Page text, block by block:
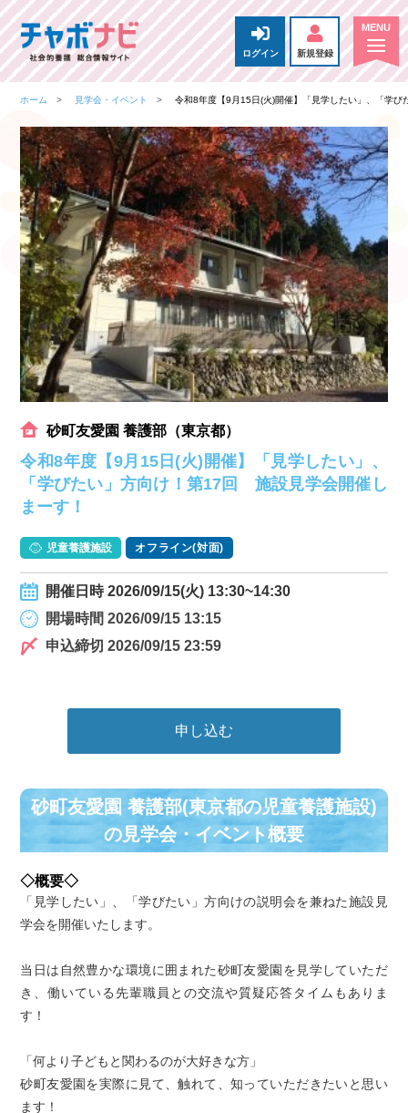
ログイン 新規登録
ホーム 見学会・イベント 令和8年度【9月15日(火)開催】「見学したい」、「学
砂町友愛園 養護部（東京都）
令和8年度【9月15日(火)開催】「見学したい」、
「学びたい」方向け！第17回 施設見学会開催し
まーす！
児童養護施設 オフライン(対面)
開催日時 2026/09/15(火) 13:30~14:30
開場時間 2026/09/15 13:15
申込締切 2026/09/15 23:59
申し込む
砂町友愛園 養護部(東京都の児童養護施設)
の⾒学会・イベント概要
◇概要◇
「見学したい」、「学びたい」方向けの説明会を兼ねた施設見
学会を開催いたします。
当日は自然豊かな環境に囲まれた砂町友愛園を見学していただ
き、働いている先輩職員との交流や質疑応答タイムもありま
す！
「何より子どもと関わるのが大好きな方」
砂町友愛園を実際に見て、触れて、知っていただきたいと思い
ます！